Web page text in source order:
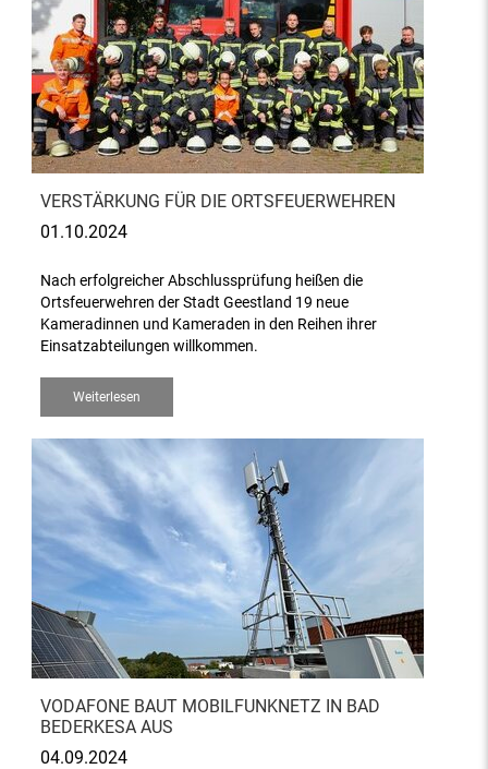
VERSTÄRKUNG FÜR DIE ORTSFEUERWEHREN
01.10.2024
Nach erfolgreicher Abschlussprüfung heißen die
Ortsfeuerwehren der Stadt Geestland 19 neue
Kameradinnen und Kameraden in den Reihen ihrer
Einsatzabteilungen willkommen.
Weiterlesen
VODAFONE BAUT MOBILFUNKNETZ IN BAD
BEDERKESA AUS
04.09.2024